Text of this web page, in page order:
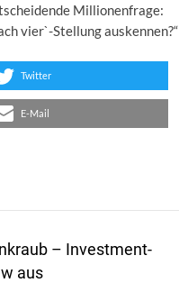
Millionenfrage:
vier`-Stellung auskennen?“
Twitter
E-Mail
– Investment-
aus